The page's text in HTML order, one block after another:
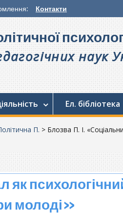
Контакти
наук
Ел. бібліотека
П. > Блозва П. І.
як
молоді»